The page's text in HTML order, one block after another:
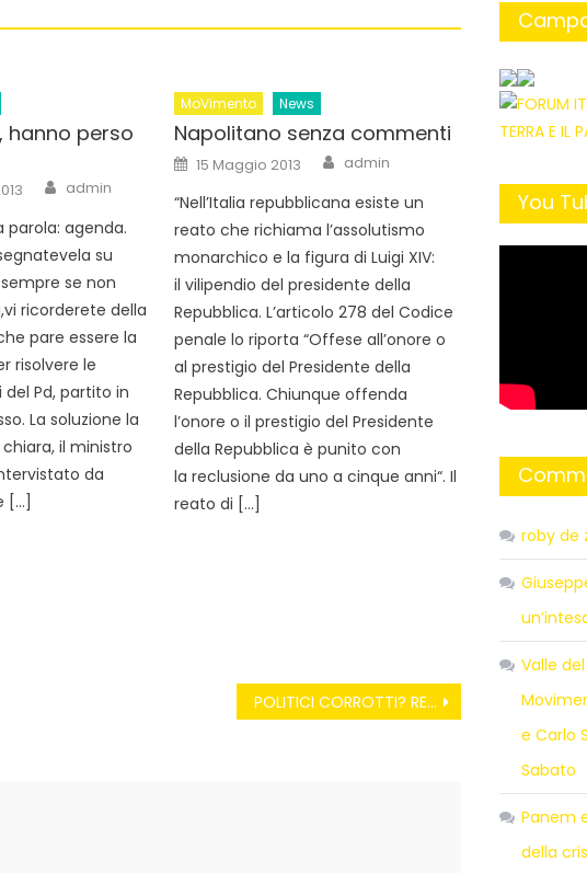
hanno perso
Author
admin
parola: agenda.
su
se non
ricorderete della
pare essere la
risolvere le
Pd, partito in
La soluzione la
il ministro
da
[…]
MoVimento News
Napolitano senza commenti
Posted
on
15 Maggio 2013 Author
admin
“Nell’Italia repubblicana esiste un
reato che richiama l’assolutismo
monarchico e la figura di Luigi XIV:
il vilipendio del presidente della
Repubblica. L’articolo 278 del Codice
penale lo riporta “Offese all’onore o
al prestigio del Presidente della
Repubblica. Chiunque offenda
l’onore o il prestigio del Presidente
della Repubblica è punito con
la reclusione da uno a cinque anni“. Il
reato di […]
POLITICI CORROTTI? RENZI FA LA LEGGE BAVAGLIO…
You
roby de
Valle
e Carlo
Sabato
Panem
della